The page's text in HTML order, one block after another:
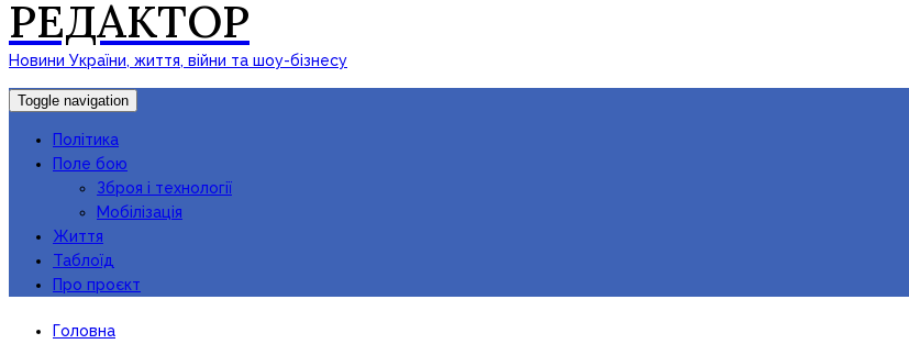
РЕДАКТОР
Новини України, життя, війни та шоу-бізнесу
Toggle navigation
Політика
Поле бою
Зброя і технології
Мобілізація
Життя
Таблоїд
Про проєкт
Головна